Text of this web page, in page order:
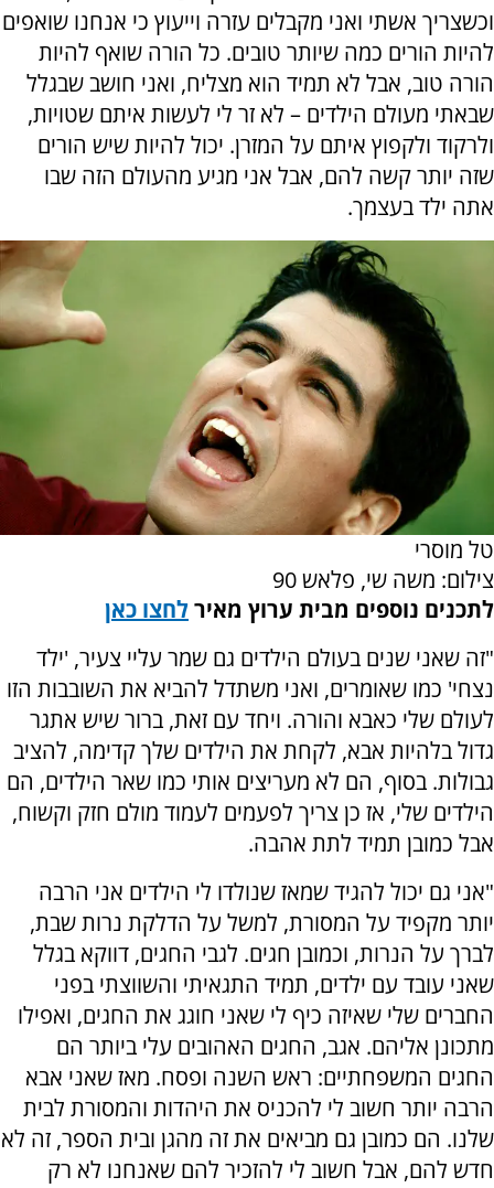
וכשצריך אשתי ואני מקבלים עזרה וייעוץ כי אנחנו שואפים
להיות הורים כמה שיותר טובים. כל הורה שואף להיות
הורה טוב, אבל לא תמיד הוא מצליח, ואני חושב שבגלל
שבאתי מעולם הילדים – לא זר לי לעשות איתם שטויות,
ולרקוד ולקפוץ איתם על המזרן. יכול להיות שיש הורים
שזה יותר קשה להם, אבל אני מגיע מהעולם הזה שבו
אתה ילד בעצמך.
טל מוסרי
צילום: משה שי, פלאש 90
לתכנים נוספים מבית ערוץ מאירלחצו כאן
"זה שאני שנים בעולם הילדים גם שמר עליי צעיר, 'ילד
נצחי' כמו שאומרים, ואני משתדל להביא את השובבות הזו
לעולם שלי כאבא והורה. ויחד עם זאת, ברור שיש אתגר
גדול בלהיות אבא, לקחת את הילדים שלך קדימה, להציב
גבולות. בסוף, הם לא מעריצים אותי כמו שאר הילדים, הם
הילדים שלי, אז כן צריך לפעמים לעמוד מולם חזק וקשוח,
אבל כמובן תמיד לתת אהבה.
"אני גם יכול להגיד שמאז שנולדו לי הילדים אני הרבה
יותר מקפיד על המסורת, למשל על הדלקת נרות שבת,
לברך על הנרות, וכמובן חגים. לגבי החגים, דווקא בגלל
שאני עובד עם ילדים, תמיד התגאיתי והשווצתי בפני
החברים שלי שאיזה כיף לי שאני חוגג את החגים, ואפילו
מתכונן אליהם. אגב, החגים האהובים עלי ביותר הם
החגים המשפחתיים: ראש השנה ופסח. מאז שאני אבא
הרבה יותר חשוב לי להכניס את היהדות והמסורת לבית
שלנו. הם כמובן גם מביאים את זה מהגן ובית הספר, זה לא
חדש להם, אבל חשוב לי להזכיר להם שאנחנו לא רק